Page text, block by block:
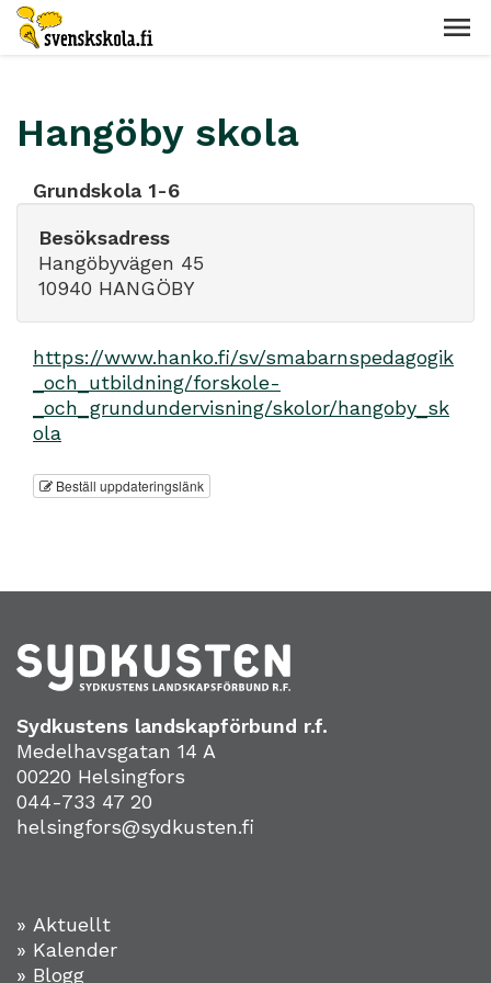
Hangöby skola
Grundskola 1-6
Besöksadress
Hangöbyvägen 45
10940 HANGÖBY
https://www.hanko.fi/sv/smabarnspedagogik
_och_utbildning/forskole-
_och_grundundervisning/skolor/hangoby_sk
ola
Beställ uppdateringslänk
Sydkustens landskapförbund r.f.
Medelhavsgatan 14 A
00220 Helsingfors
044-733 47 20
helsingfors@sydkusten.fi
» Aktuellt
» Kalender
» Blogg